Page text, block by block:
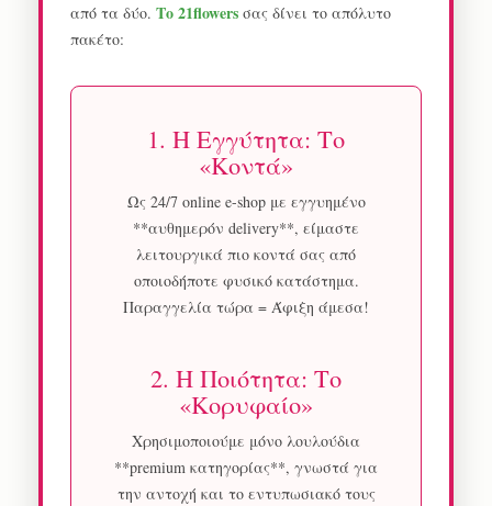
από τα δύο. Το 21flowers σας δίνει το απόλυτο
πακέτο:
1. Η Εγγύτητα: Το
«Κοντά»
Ως 24/7 online e-shop με εγγυημένο
**αυθημερόν delivery**, είμαστε
λειτουργικά πιο κοντά σας από
οποιοδήποτε φυσικό κατάστημα.
Παραγγελία τώρα = Άφιξη άμεσα!
2. Η Ποιότητα: Το
«Κορυφαίο»
Χρησιμοποιούμε μόνο λουλούδια
**premium κατηγορίας**, γνωστά για
την αντοχή και το εντυπωσιακό τους